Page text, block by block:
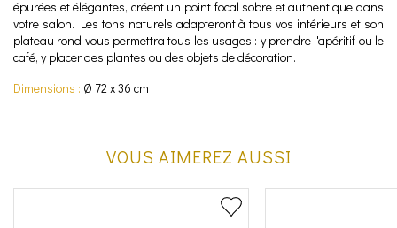
épurées et élégantes, créent un point focal sobre et authentique dans
votre salon. Les tons naturels adapteront à tous vos intérieurs et son
plateau rond vous permettra tous les usages : y prendre l'apéritif ou le
café, y placer des plantes ou des objets de décoration.
Dimensions : Ø 72 x 36 cm
VOUS AIMEREZ AUSSI